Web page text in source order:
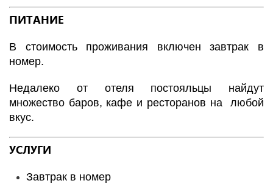
ПИТАНИЕ
В стоимость проживания включен завтрак в
номер.
Недалеко от отеля постояльцы найдут
множество баров, кафе и ресторанов на любой
вкус.
УСЛУГИ
Завтрак в номер